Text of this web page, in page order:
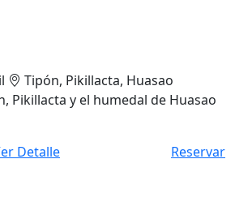
Tipón, Pikillacta, Huasao
Pikillacta y el humedal de Huasao
Detalle
Reservar